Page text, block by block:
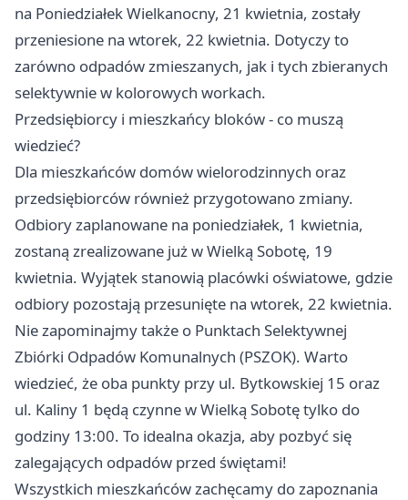
na Poniedziałek Wielkanocny, 21 kwietnia, zostały
przeniesione na wtorek, 22 kwietnia. Dotyczy to
zarówno odpadów zmieszanych, jak i tych zbieranych
selektywnie w kolorowych workach.
Przedsiębiorcy i mieszkańcy bloków - co muszą
wiedzieć?
Dla mieszkańców domów wielorodzinnych oraz
przedsiębiorców również przygotowano zmiany.
Odbiory zaplanowane na poniedziałek, 1 kwietnia,
zostaną zrealizowane już w Wielką Sobotę, 19
kwietnia. Wyjątek stanowią placówki oświatowe, gdzie
odbiory pozostają przesunięte na wtorek, 22 kwietnia.
Nie zapominajmy także o Punktach Selektywnej
Zbiórki Odpadów Komunalnych (PSZOK). Warto
wiedzieć, że oba punkty przy ul. Bytkowskiej 15 oraz
ul. Kaliny 1 będą czynne w Wielką Sobotę tylko do
godziny 13:00. To idealna okazja, aby pozbyć się
zalegających odpadów przed świętami!
Wszystkich mieszkańców zachęcamy do zapoznania